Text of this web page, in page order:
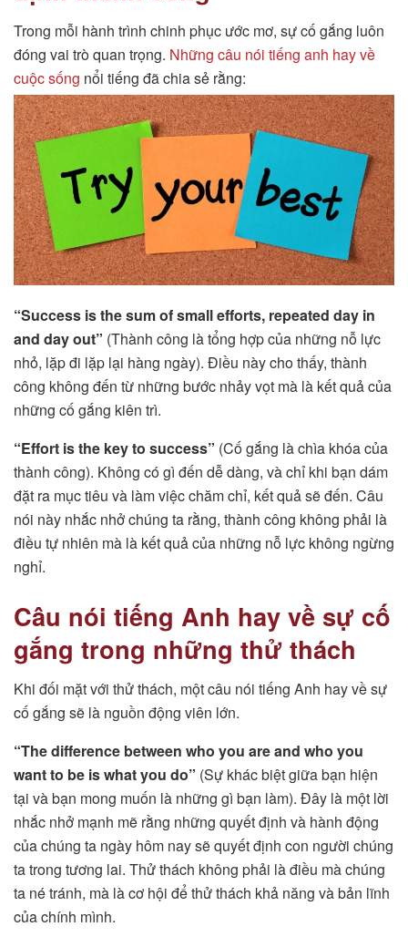
Trong mỗi hành trình chinh phục ước mơ, sự cố gắng luôn
đóng vai trò quan trọng. Những câu nói tiếng anh hay về
cuộc sống nổi tiếng đã chia sẻ rằng:
“Success is the sum of small efforts, repeated day in
and day out” (Thành công là tổng hợp của những nỗ lực
nhỏ, lặp đi lặp lại hàng ngày). Điều này cho thấy, thành
công không đến từ những bước nhảy vọt mà là kết quả của
những cố gắng kiên trì.
“Effort is the key to success” (Cố gắng là chìa khóa của
thành công). Không có gì đến dễ dàng, và chỉ khi bạn dám
đặt ra mục tiêu và làm việc chăm chỉ, kết quả sẽ đến. Câu
nói này nhắc nhở chúng ta rằng, thành công không phải là
điều tự nhiên mà là kết quả của những nỗ lực không ngừng
nghỉ.
Câu nói tiếng Anh hay về sự cố
gắng trong những thử thách
Khi đối mặt với thử thách, một câu nói tiếng Anh hay về sự
cố gắng sẽ là nguồn động viên lớn.
“The difference between who you are and who you
want to be is what you do” (Sự khác biệt giữa bạn hiện
tại và bạn mong muốn là những gì bạn làm). Đây là một lời
nhắc nhở mạnh mẽ rằng những quyết định và hành động
của chúng ta ngày hôm nay sẽ quyết định con người chúng
ta trong tương lai. Thử thách không phải là điều mà chúng
ta né tránh, mà là cơ hội để thử thách khả năng và bản lĩnh
của chính mình.